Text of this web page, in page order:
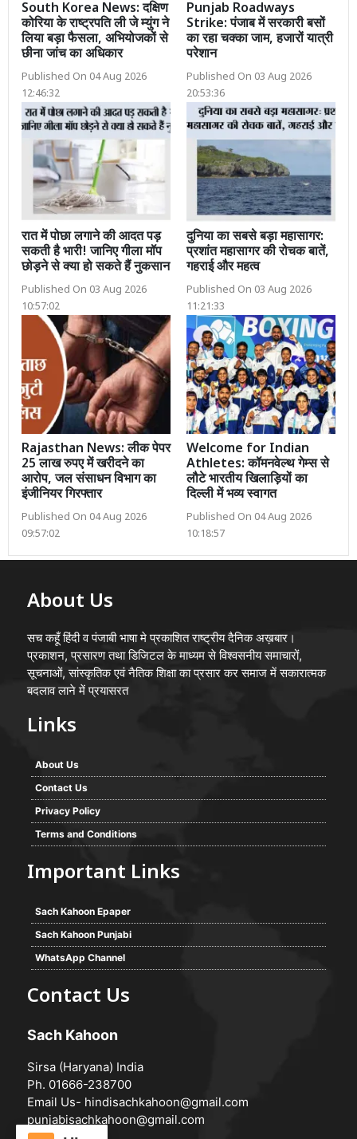
South Korea News: दक्षिण
कोरिया के राष्ट्रपति ली जे म्युंग ने
लिया बड़ा फैसला, अभियोजकों से
छीना जांच का अधिकार
Published On 04 Aug 2026
12:46:32
Punjab Roadways
Strike: पंजाब में सरकारी बसों
का रहा चक्का जाम, हजारों यात्री
परेशान
Published On 03 Aug 2026
20:53:36
रात में पोछा लगाने की आदत पड़
सकती है भारी! जानिए गीला मॉप
छोड़ने से क्या हो सकते हैं नुकसान
Published On 03 Aug 2026
10:57:02
दुनिया का सबसे बड़ा महासागर:
प्रशांत महासागर की रोचक बातें,
गहराई और महत्व
Published On 03 Aug 2026
11:21:33
Rajasthan News: लीक पेपर
25 लाख रुपए में खरीदने का
आरोप, जल संसाधन विभाग का
इंजीनियर गिरफ्तार
Published On 04 Aug 2026
09:57:02
Welcome for Indian
Athletes: कॉमनवेल्थ गेम्स से
लौटे भारतीय खिलाड़ियों का
दिल्ली में भव्य स्वागत
Published On 04 Aug 2026
10:18:57
About Us
सच कहूँ हिंदी व पंजाबी भाषा मे प्रकाशित राष्ट्रीय दैनिक अख़बार।
प्रकाशन, प्रसारण तथा डिजिटल के माध्यम से विश्वसनीय समाचारों,
सूचनाओं, सांस्कृतिक एवं नैतिक शिक्षा का प्रसार कर समाज में सकारात्मक
बदलाव लाने में प्रयासरत
Links
About Us
Contact Us
Privacy Policy
Terms and Conditions
Important Links
Sach Kahoon Epaper
Sach Kahoon Punjabi
WhatsApp Channel
Contact Us
Sach Kahoon
Sirsa (Haryana) India
Ph. 01666-238700
Email Us- hindisachkahoon@gmail.com
punjabisachkahoon@gmail.com